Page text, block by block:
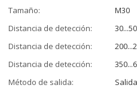
Tamaño:
M30
Distancia de detección:
Distancia de detección:
Distancia de detección:
Método de salida: